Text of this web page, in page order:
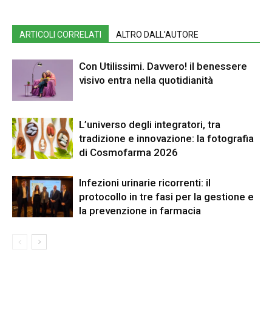
ARTICOLI CORRELATI ALTRO DALL'AUTORE
Con Utilissimi. Davvero! il benessere
visivo entra nella quotidianità
L’universo degli integratori, tra
tradizione e innovazione: la fotografia
di Cosmofarma 2026
Infezioni urinarie ricorrenti: il
protocollo in tre fasi per la gestione e
la prevenzione in farmacia